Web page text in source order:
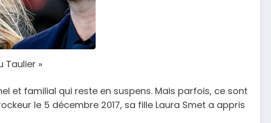
Taulier »
et familial qui reste en suspens. Mais parfois, ce sont
le 5 décembre 2017, sa fille Laura Smet a appris